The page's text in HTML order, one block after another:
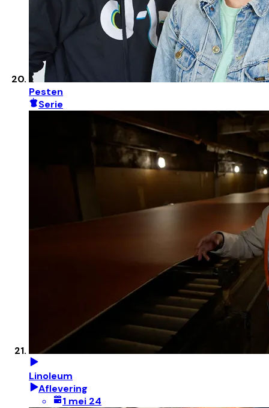
Pesten
Serie
Linoleum
Aflevering
1 mei 24